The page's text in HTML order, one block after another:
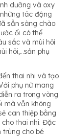
dưỡng và oxy
tác động
sẵn sàng chào
ối có thể
sắc và mùi hôi
hôi,…sản phụ
thai nhi và tạo
phụ nữ mang
ra trong vòng
mà vẫn không
can thiệp bằng
thai nhi. Đặc
trùng cho bé